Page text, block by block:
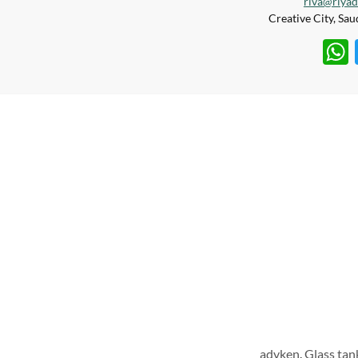
T
advken Glass